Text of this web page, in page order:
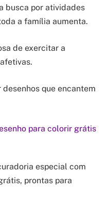
busca por atividades
a família aumenta.
de exercitar a
desenhos que encantem
para colorir grátis
especial com
prontas para